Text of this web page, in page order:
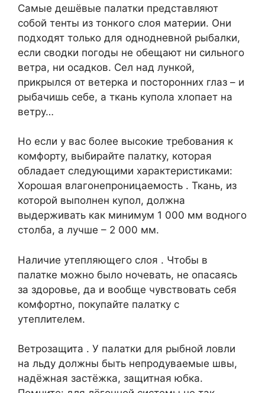
Самые дешёвые палатки представляют
собой тенты из тонкого слоя материи. Они
подходят только для однодневной рыбалки,
если сводки погоды не обещают ни сильного
ветра, ни осадков. Сел над лункой,
прикрылся от ветерка и посторонних глаз – и
рыбачишь себе, а ткань купола хлопает на
ветру…
Но если у вас более высокие требования к
комфорту, выбирайте палатку, которая
обладает следующими характеристиками:
Хорошая влагонепроницаемость . Ткань, из
которой выполнен купол, должна
выдерживать как минимум 1 000 мм водного
столба, а лучше – 2 000 мм.
Наличие утепляющего слоя . Чтобы в
палатке можно было ночевать, не опасаясь
за здоровье, да и вообще чувствовать себя
комфортно, покупайте палатку с
утеплителем.
Ветрозащита . У палатки для рыбной ловли
на льду должны быть непродуваемые швы,
надёжная застёжка, защитная юбка.